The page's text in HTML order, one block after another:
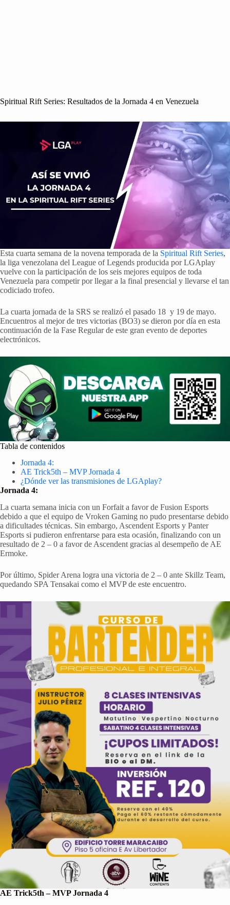
Spiritual Rift Series: Resultados de la Jornada 4 en Venezuela
Esta cuarta semana de la novena temporada de la Spiritual Rift Series,
la liga venezolana del League of Legends producida por LGAplay
vuelve con la participación de los seis mejores equipos de toda
Venezuela para competir por llegar a la final presencial y llevarse el tan
codiciado trofeo.
La cuarta jornada de la SRS se realizó el pasado 18 y 19 de mayo.
Encuentros al mejor de tres victorias (BO3) se dieron por día en esta
continuación de la Fase Regular de este gran evento de deportes
electrónicos.
Tabla de contenidos
Jornada 4:
AE Trick5th – MVP Jornada 4
¿Dónde ver las transmisiones de LGAplay?
Jornada 4:
La cuarta semana inicia con un Forfait a favor de Fusion Esports
debido a que el equipo de Vroken Gaming no pudo presentarse debido
a dificultades técnicas. Sin embargo, Ascendent Esports y Panter
Esports si pudieron enfrentarse para esta ocasión, finalizando con un
resultado de 2 – 0 a favor de Ascendent gracias al desempeño de AE
Ermoke.
Por último, Spider Arena logra una victoria de 2 – 0 ante Skillz Team,
quedando SPA Tensakai como el MVP de este encuentro.
AE Trick5th – MVP Jornada 4